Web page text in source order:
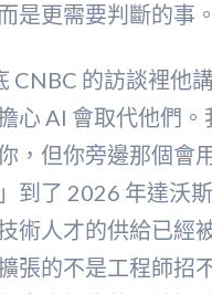
是更需要判斷的事。
CNBC 的訪談裡他
心 AI 會取代他們
，但你旁邊那個會
到了 2026 年達沃
術人才的供給已經
張的不是工程師招